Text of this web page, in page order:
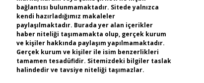
bağlantısı bulunmamaktadır. Sitede yalnızca
kendi hazırladığımız makaleler
paylaşılmaktadır. Burada yer alan içerikler
haber niteliği taşımamakta olup, gerçek kurum
ve kişiler hakkında paylaşım yapılmamaktadır.
Gerçek kurum ve kişiler ile isim benzerlikleri
tamamen tesadüfidir. Sitemizdeki bilgiler taslak
halindedir ve tavsiye niteliği taşımazlar.